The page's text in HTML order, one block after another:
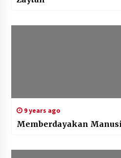
9 years ago
Memberdayakan